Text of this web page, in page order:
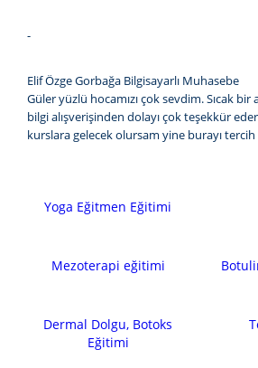
-
Elif Özge Gorbağa Bilgisayarlı Muhasebe
Güler yüzlü hocamızı çok sevdim. Sıcak bir
bilgi alışverişinden dolayı çok teşekkür
kurslara gelecek olursam yine burayı
Yoga Eğitmen Eğitimi
Mezoterapi eğitimi
Dermal Dolgu, Botoks
Eğitimi